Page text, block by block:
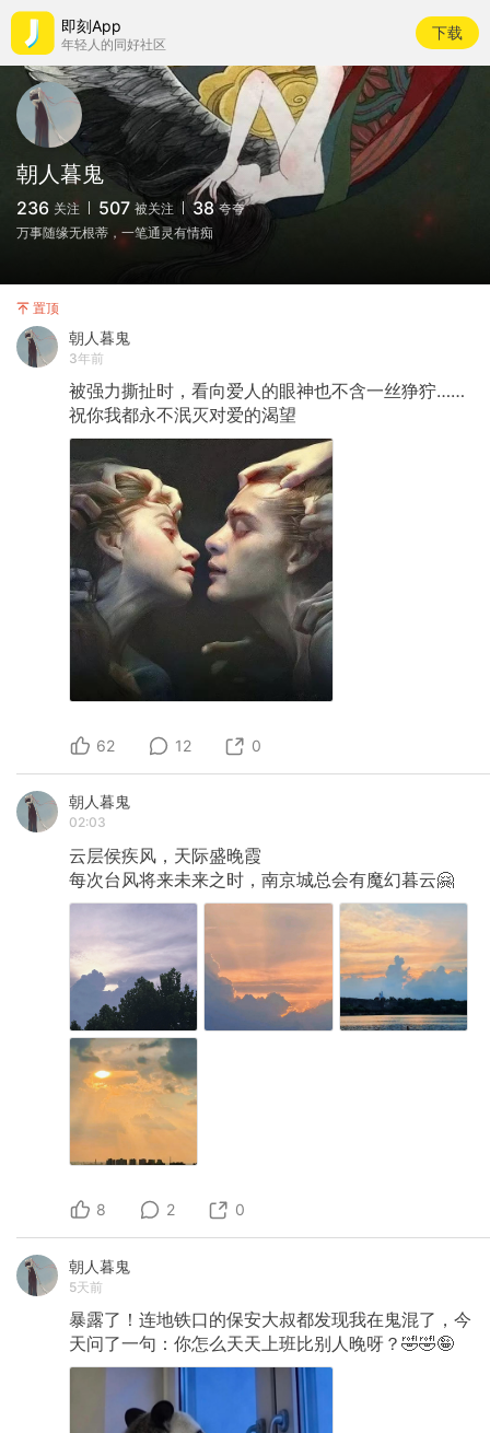
即刻App
年轻人的同好社区
下载
朝人暮鬼
236 关注 507 被关注 38 夸夸
万事随缘无根蒂，一笔通灵有情痴
置顶
朝人暮鬼
3年前
被强力撕扯时，看向爱人的眼神也不含一丝狰狞……
祝你我都永不泯灭对爱的渴望
62 12 0
朝人暮鬼
02:03
云层侯疾风，天际盛晚霞
每次台风将来未来之时，南京城总会有魔幻暮云🤗
8 2 0
朝人暮鬼
5天前
暴露了！连地铁口的保安大叔都发现我在鬼混了，今
天问了一句：你怎么天天上班比别人晚呀？🤣🤣🤪